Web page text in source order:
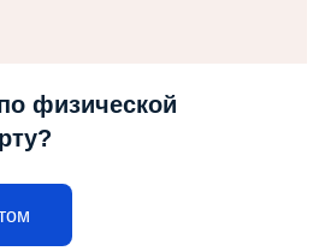
физической